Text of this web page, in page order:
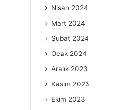
Nisan 2024
Mart 2024
Şubat 2024
Ocak 2024
Aralık 2023
Kasım 2023
Ekim 2023